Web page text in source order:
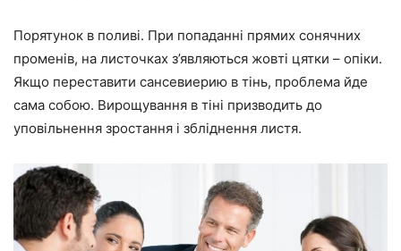
Порятунок в поливі. При попаданні прямих сонячних
променів, на листочках з’являються жовті цятки – опіки.
Якщо переставити сансевиерию в тінь, проблема йде
сама собою. Вирощування в тіні призводить до
уповільнення зростання і збліднення листя.